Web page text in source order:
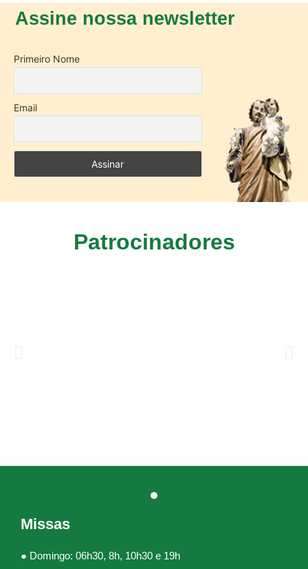
Assine nossa newsletter
Primeiro Nome
Email
Patrocinadores
Missas
● Domingo: 06h30, 8h, 10h30 e 19h